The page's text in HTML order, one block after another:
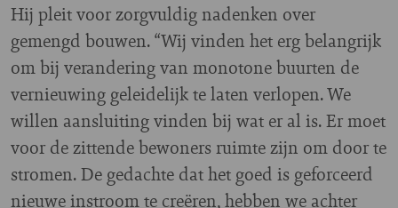
Hij pleit voor zorgvuldig nadenken over
gemengd bouwen. “Wij vinden het erg belangrijk
om bij verandering van monotone buurten de
vernieuwing geleidelijk te laten verlopen. We
willen aansluiting vinden bij wat er al is. Er moet
voor de zittende bewoners ruimte zijn om door te
stromen. De gedachte dat het goed is geforceerd
nieuwe instroom te creëren, hebben we achter